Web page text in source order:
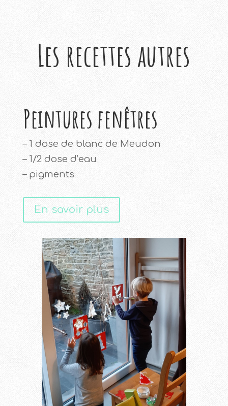
Les recettes autres
Peintures fenêtres
– 1 dose de blanc de Meudon
– 1/2 dose d’eau
– pigments
En savoir plus